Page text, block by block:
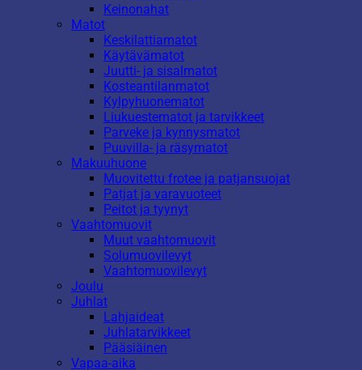
Keinonahat
Matot
Keskilattiamatot
Käytävämatot
Juutti- ja sisalmatot
Kosteantilanmatot
Kylpyhuonematot
Liukuestematot ja tarvikkeet
Parveke ja kynnysmatot
Puuvilla- ja räsymatot
Makuuhuone
Muovitettu frotee ja patjansuojat
Patjat ja varavuoteet
Peitot ja tyynyt
Vaahtomuovit
Muut vaahtomuovit
Solumuovilevyt
Vaahtomuovilevyt
Joulu
Juhlat
Lahjaideat
Juhlatarvikkeet
Pääsiäinen
Vapaa-aika